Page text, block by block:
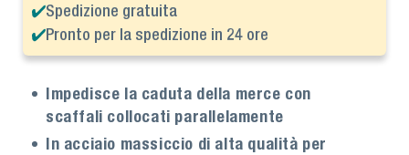
Spedizione gratuita
Pronto per la spedizione in 24 ore
Impedisce la caduta della merce con
scaffali collocati parallelamente
In acciaio massiccio di alta qualità per